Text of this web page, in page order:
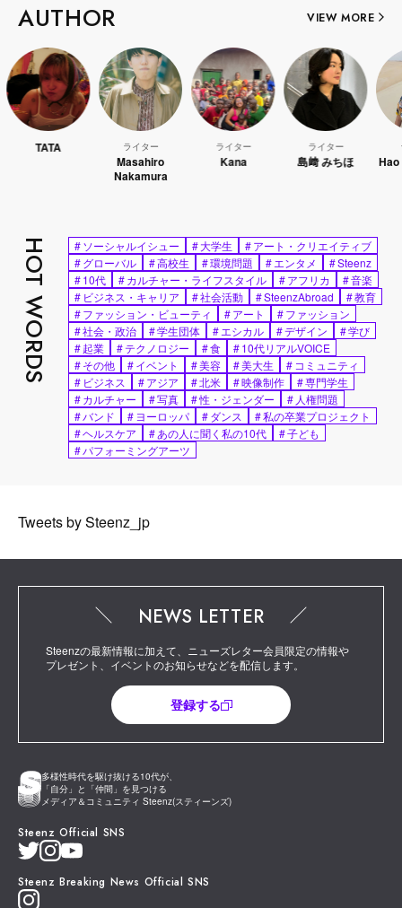
AUTHOR VIEW MORE
Masahiro
Nakamura
島﨑 みちほ Hao
HOT WORDS #ソーシャルイシュー #大学生 #アート・クリエイティブ
#グローバル #高校生 #環境問題 #エンタメ #Steenz
#10代 #カルチャー・ライフスタイル #アフリカ #音楽
# ビジネス・キャリア #社会活動 #SteenzAbroad #教育
#ファッション・ビューティ #アート #ファッション
#社会・政治 #学生団体 #エシカル #デザイン #学び
#起業 #テクノロジー #食 #10代リアルVOICE
#その他 #イベント #美容 #美大生 # コミュニティ
# ビジネス #アジア #北米 #映像制作 #専門学生
#カルチャー #写真 #性・ジェンダー # 人権問題
#バンド #ヨーロッパ #ダンス #私の卒業プロジェクト
#ヘルスケア #あの人に聞く私の10代 #子ども
#パフォーミングアーツ
Tweets by Steenz_jp
多様性時代を駆け抜ける10代が、
「自分」と「仲間」を見つける
メディア＆コミュニティ Steenz(スティーンズ)
Steenz Official SNS
Steenz Breaking News Official SNS
NEWS LETTER
Steenzの最新情報に加えて、ニューズレター会員限定の情報や
プレゼント、イベントのお知らせなどを配信します。
登録する